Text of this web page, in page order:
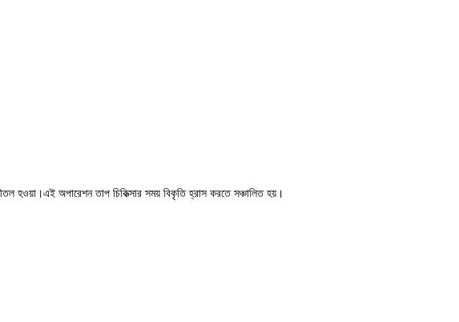
হওয়া।এই অপারেশন তাপ চিকিত্সার সময় বিকৃতি হ্রাস করতে সঞ্চালিত হয়।